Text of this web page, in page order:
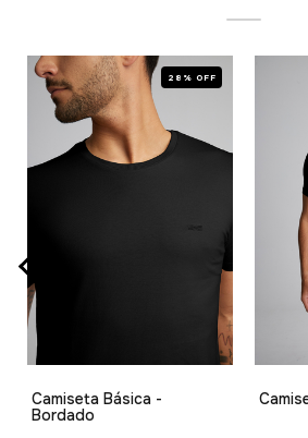
28% OFF
Camiseta Básica -
Bordado